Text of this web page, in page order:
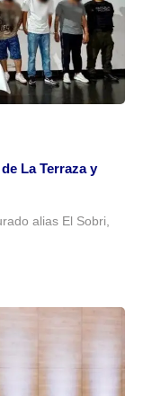
La Terraza y
alias El Sobri,